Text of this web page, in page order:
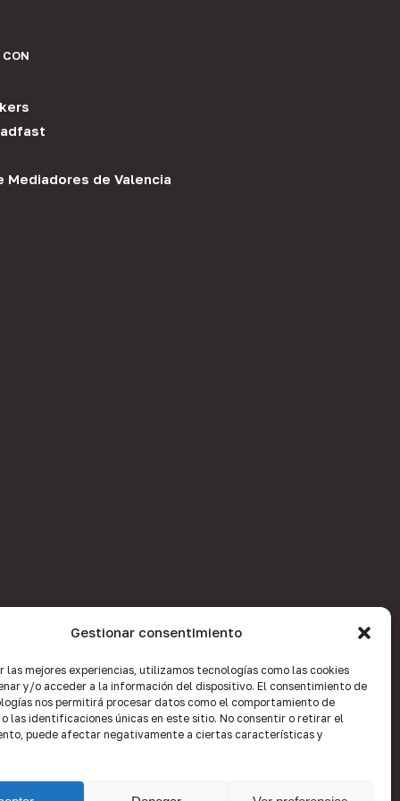
Gestionar consentimiento
las mejores experiencias, utilizamos tecnologías como las cookies
y/o acceder a la información del dispositivo. El consentimiento de
nos permitirá procesar datos como el comportamiento de
las identificaciones únicas en este sitio. No consentir o retirar el
puede afectar negativamente a ciertas características y
Mediadores de Valencia